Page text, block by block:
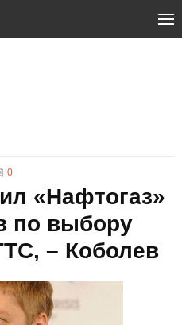
0
«Нафтогаз»
по выбору
– Коболев